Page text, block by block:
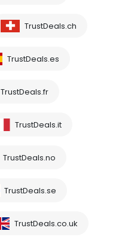
TrustDeals.ch
TrustDeals.es
TrustDeals.fr
TrustDeals.it
TrustDeals.no
TrustDeals.se
TrustDeals.co.uk